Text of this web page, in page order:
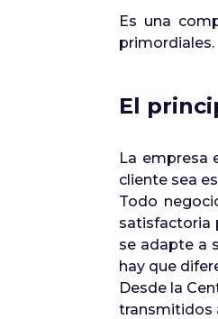
Es una
primordiales.
El
La empresa
cliente sea
Todo
satisfactoria
se adapte a
hay que
Desde la
transmitidos